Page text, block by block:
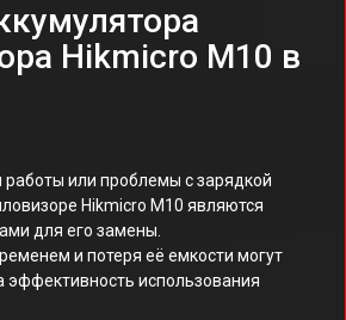
Hikmicro M10 в
или проблемы с зарядкой
Hikmicro M10 являются
для его замены.
и потеря её емкости могут
эффективность использования